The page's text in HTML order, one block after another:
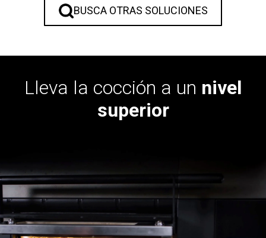
BUSCA OTRAS SOLUCIONES
Lleva la cocción a un nivel
superior